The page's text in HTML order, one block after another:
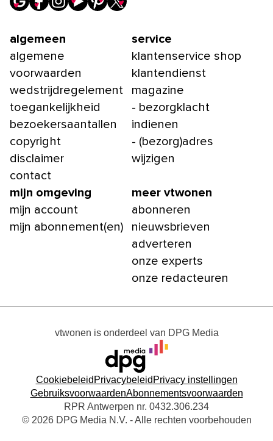
algemeen
algemene
voorwaarden
wedstrijdregelement
toegankelijkheid
bezoekersaantallen
copyright
disclaimer
contact
service
klantenservice shop
klantendienst
magazine
- bezorgklacht
indienen
- (bezorg)adres
wijzigen
mijn omgeving
mijn account
mijn abonnement(en)
meer vtwonen
abonneren
nieuwsbrieven
adverteren
onze experts
onze redacteuren
vtwonen is onderdeel van DPG Media
Cookiebeleid Privacybeleid Privacy instellingen
GebruiksvoorwaardenAbonnementsvoorwaarden
RPR Antwerpen nr. 0432.306.234
© 2026 DPG Media N.V. - Alle rechten voorbehouden